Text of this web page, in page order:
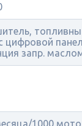
цифровой
запр.
1000